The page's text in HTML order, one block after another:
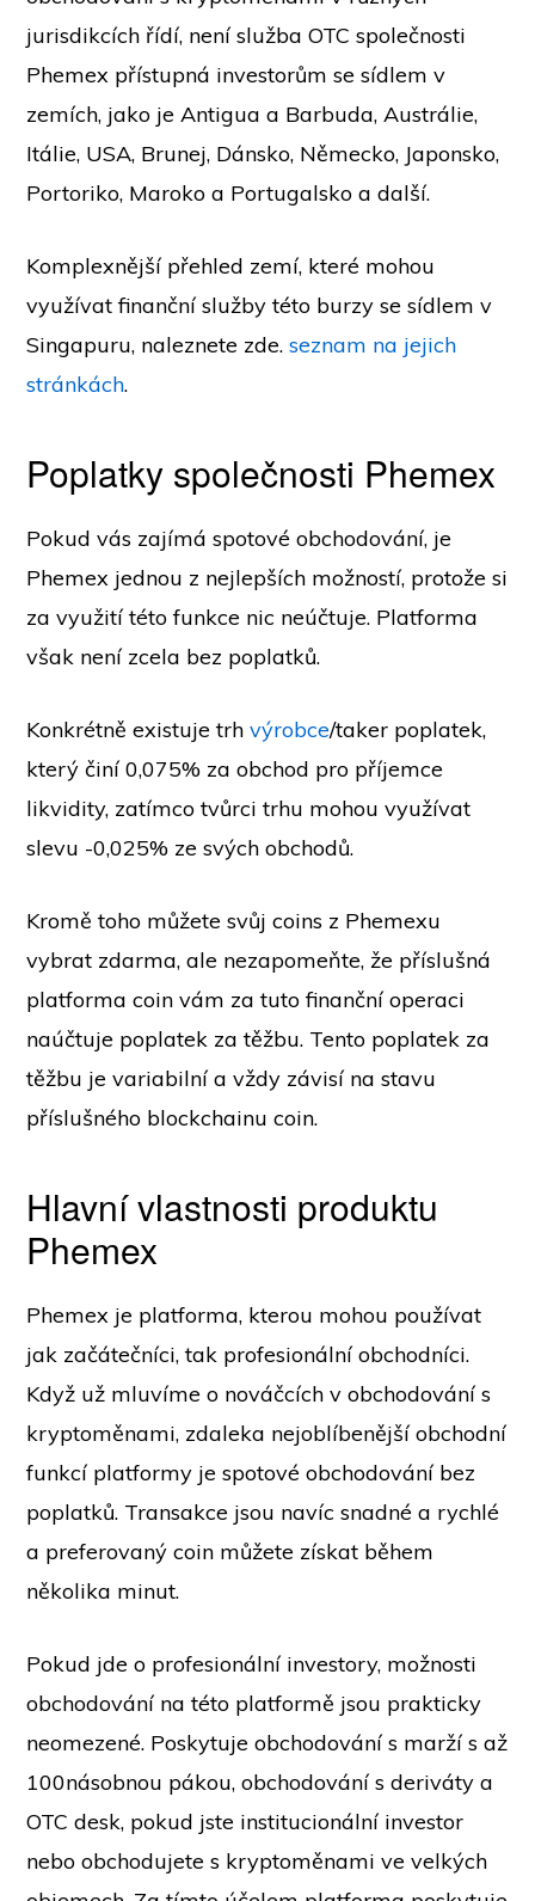
jurisdikcích řídí, není služba OTC společnosti
Phemex přístupná investorům se sídlem v
zemích, jako je Antigua a Barbuda, Austrálie,
Itálie, USA, Brunej, Dánsko, Německo, Japonsko,
Portoriko, Maroko a Portugalsko a další.
Komplexnější přehled zemí, které mohou
využívat finanční služby této burzy se sídlem v
Singapuru, naleznete zde.seznam na jejich
stránkách.
Poplatky společnosti Phemex
Pokud vás zajímá spotové obchodování, je
Phemex jednou z nejlepších možností, protože si
za využití této funkce nic neúčtuje. Platforma
však není zcela bez poplatků.
Konkrétně existuje trhvýrobce/taker poplatek,
který činí 0,075% za obchod pro příjemce
likvidity, zatímco tvůrci trhu mohou využívat
slevu -0,025% ze svých obchodů.
Kromě toho můžete svůj coins z Phemexu
vybrat zdarma, ale nezapomeňte, že příslušná
platforma coin vám za tuto finanční operaci
naúčtuje poplatek za těžbu. Tento poplatek za
těžbu je variabilní a vždy závisí na stavu
příslušného blockchainu coin.
Hlavní vlastnosti produktu
Phemex
Phemex je platforma, kterou mohou používat
jak začátečníci, tak profesionální obchodníci.
Když už mluvíme o nováčcích v obchodování s
kryptoměnami, zdaleka nejoblíbenější obchodní
funkcí platformy je spotové obchodování bez
poplatků. Transakce jsou navíc snadné a rychlé
a preferovaný coin můžete získat během
několika minut.
Pokud jde o profesionální investory, možnosti
obchodování na této platformě jsou prakticky
neomezené. Poskytuje obchodování s marží s až
100násobnou pákou, obchodování s deriváty a
OTC desk, pokud jste institucionální investor
nebo obchodujete s kryptoměnami ve velkých